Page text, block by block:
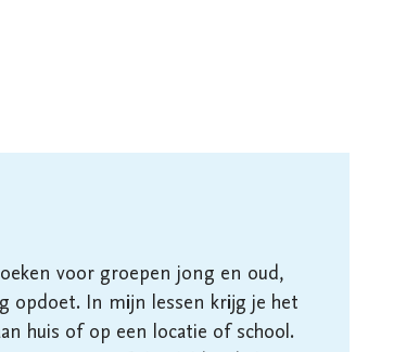
voor groepen jong en oud,
opdoet. In mijn lessen krijg je het
huis of op een locatie of school.